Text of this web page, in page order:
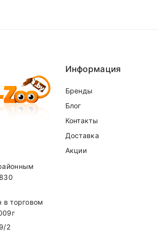
торговом
2
Информация
Бренды
Блог
Контакты
Доставка
Акции